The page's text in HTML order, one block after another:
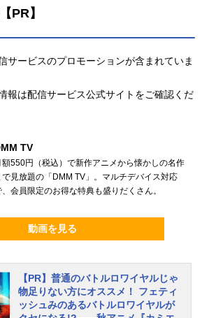
PR】
サービスのプロモーションが含まれていま
報は配信サービス公式サイトをご確認くだ
TV
額550円（税込）で新作アニメから懐かしの名作
で見放題の「DMM TV」。マルチデバイス対応
、会員限定のお得な特典も盛りだくさん。
動画を見る
【PR】普通のバトルロワイヤルじゃ
物足りない方にオススメ！ フェティ
ッシュみのあるバトルロワイヤルが